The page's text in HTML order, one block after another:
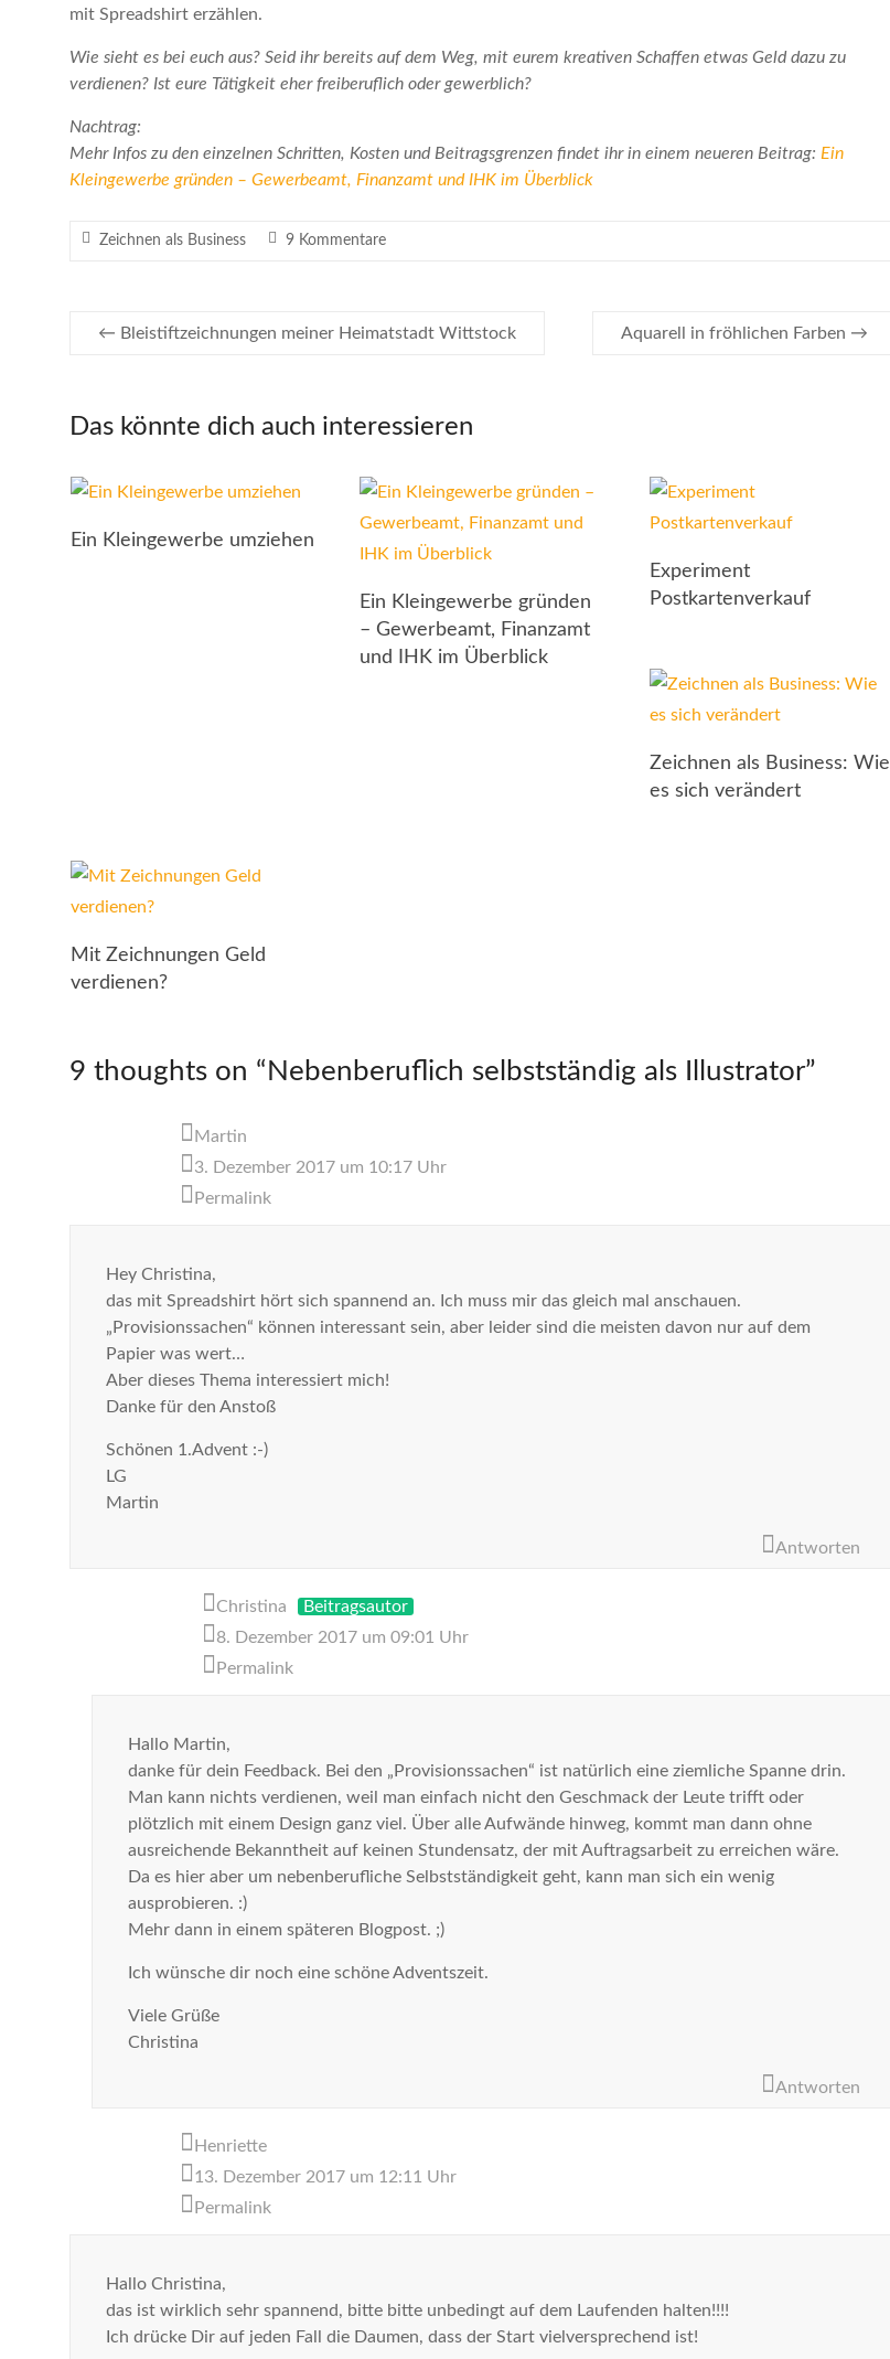
mit Spreadshirt erzählen.
Wie sieht es bei euch aus? Seid ihr bereits auf dem Weg, mit eurem kreativen Schaffen etwas Geld dazu zu
verdienen? Ist eure Tätigkeit eher freiberuflich oder gewerblich?
Nachtrag:
Mehr Infos zu den einzelnen Schritten, Kosten und Beitragsgrenzen findet ihr in einem neueren Beitrag: Ein
Kleingewerbe gründen – Gewerbeamt, Finanzamt und IHK im Überblick
Zeichnen als Business 9 Kommentare
← Bleistiftzeichnungen meiner Heimatstadt Wittstock Aquarell in fröhlichen Farben →
Das könnte dich auch interessieren
Ein Kleingewerbe umziehen
Ein Kleingewerbe gründen
– Gewerbeamt, Finanzamt
und IHK im Überblick
Experiment
Postkartenverkauf
Zeichnen als Business: Wie
es sich verändert
Mit Zeichnungen Geld
verdienen?
9 thoughts on “ Nebenberuflich selbstständig als Illustrator”
Martin
3. Dezember 2017 um 10:17 Uhr
Permalink
Hey Christina,
das mit Spreadshirt hört sich spannend an. Ich muss mir das gleich mal anschauen.
„Provisionssachen“ können interessant sein, aber leider sind die meisten davon nur auf dem
Papier was wert…
Aber dieses Thema interessiert mich!
Danke für den Anstoß
Schönen 1.Advent :-)
LG
Martin
Antworten
Christina
Beitragsautor
8. Dezember 2017 um 09:01 Uhr
Permalink
Hallo Martin,
danke für dein Feedback. Bei den „Provisionssachen“ ist natürlich eine ziemliche Spanne drin.
Man kann nichts verdienen, weil man einfach nicht den Geschmack der Leute trifft oder
plötzlich mit einem Design ganz viel. Über alle Aufwände hinweg, kommt man dann ohne
ausreichende Bekanntheit auf keinen Stundensatz, der mit Auftragsarbeit zu erreichen wäre.
Da es hier aber um nebenberufliche Selbstständigkeit geht, kann man sich ein wenig
ausprobieren. :)
Mehr dann in einem späteren Blogpost. ;)
Ich wünsche dir noch eine schöne Adventszeit.
Viele Grüße
Christina
Antworten
Henriette
13. Dezember 2017 um 12:11 Uhr
Permalink
Hallo Christina,
das ist wirklich sehr spannend, bitte bitte unbedingt auf dem Laufenden halten!!!!
Ich drücke Dir auf jeden Fall die Daumen, dass der Start vielversprechend ist!